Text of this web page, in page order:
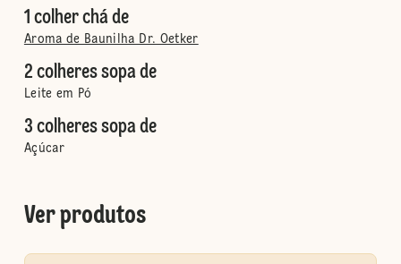
1 colher chá de
Aroma de Baunilha Dr. Oetker
2 colheres sopa de
Leite em Pó
3 colheres sopa de
Açúcar
Ver produtos